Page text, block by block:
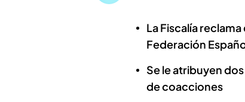
La Fiscalía
Federación
Se le atribuyen
de coacciones